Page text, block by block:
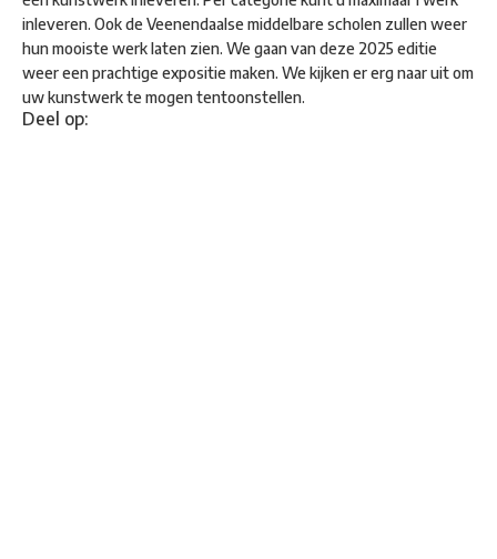
inleveren. Ook de Veenendaalse middelbare scholen zullen weer
hun mooiste werk laten zien. We gaan van deze 2025 editie
weer een prachtige expositie maken. We kijken er erg naar uit om
uw kunstwerk te mogen tentoonstellen.
Deel op: